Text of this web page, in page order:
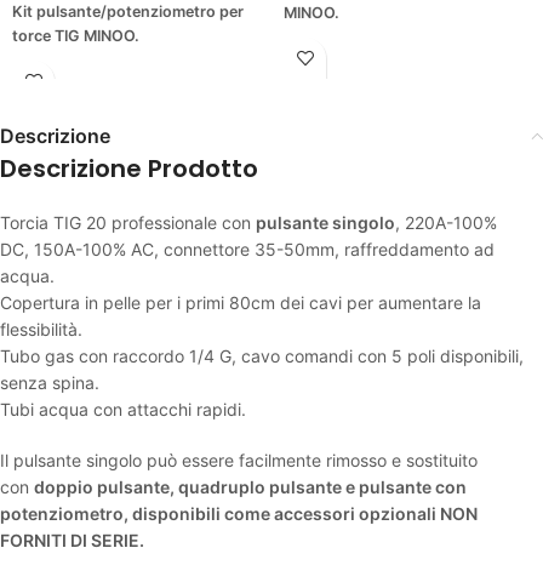
Kit pulsante/potenziometro per
torce TIG MINOO.
MINOO.
Descrizione
Descrizione Prodotto
Torcia TIG 20 professionale con pulsante singolo, 220A-100%
DC, 150A-100% AC, connettore 35-50mm, raffreddamento ad
acqua.
Copertura in pelle per i primi 80cm dei cavi per aumentare la
flessibilità.
Tubo gas con raccordo 1/4 G, cavo comandi con 5 poli disponibili,
senza spina.
Tubi acqua con attacchi rapidi.
Il pulsante singolo può essere facilmente rimosso e sostituito
con doppio pulsante, quadruplo pulsante e pulsante con
potenziometro, disponibili come accessori opzionali NON
FORNITI DI SERIE.